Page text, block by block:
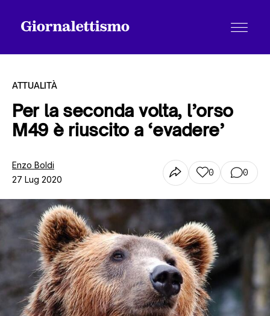
Tutti gli articoli
Chi siamo
Contatti
ATTUALITÀ
Per la seconda volta, l’orso
M49 è riuscito a ‘evadere’
Enzo Boldi
27 Lug 2020
0 0